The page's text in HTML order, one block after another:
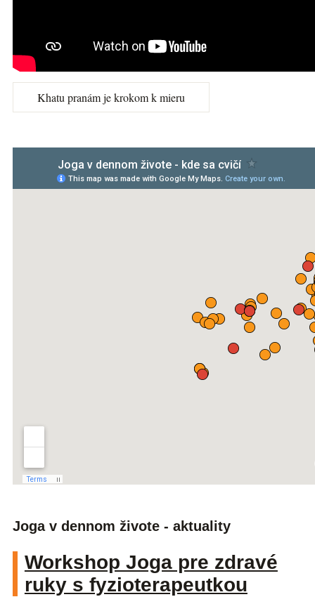
Khatu pranám je krokom k mieru
Joga v dennom živote - aktuality
Workshop Joga pre zdravé
ruky s fyzioterapeutkou